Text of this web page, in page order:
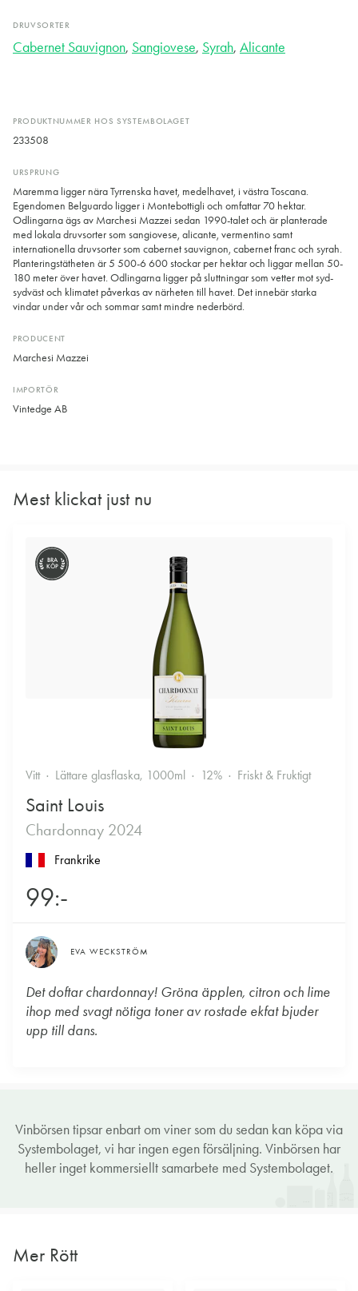
PRODUKTNUMMER HOS SYSTEMBOLAGET
233508
URSPRUNG
Maremma ligger nära Tyrrenska havet, medelhavet, i västra Toscana.
Egendomen Belguardo ligger i Montebottigli och omfattar 70 hektar.
Odlingarna ägs av Marchesi Mazzei sedan 1990-talet och är planterade
med lokala druvsorter som sangiovese, alicante, vermentino samt
internationella druvsorter som cabernet sauvignon, cabernet franc och syrah.
Planteringstätheten är 5 500-6 600 stockar per hektar och liggar mellan 50-
180 meter över havet. Odlingarna ligger på sluttningar som vetter mot syd-
sydväst och klimatet påverkas av närheten till havet. Det innebär starka
vindar under vår och sommar samt mindre nederbörd.
PRODUCENT
Marchesi Mazzei
IMPORTÖR
Vintedge AB
DRUVSORTER
Cabernet Sauvignon, Sangiovese, Syrah, Alicante
Mest klickat just nu
BRA
KÖP
Vitt Lättare glasflaska, 1000ml 12% Friskt & Fruktigt
Saint Louis
Chardonnay 2024
Frankrike
99:-
EVA WECKSTRÖM
Det doftar chardonnay! Gröna äpplen, citron och lime
ihop med svagt nötiga toner av rostade ekfat bjuder
upp till dans.
Vinbörsen tipsar enbart om viner som du sedan kan köpa via
Systembolaget, vi har ingen egen försäljning. Vinbörsen har
heller inget kommersiellt samarbete med Systembolaget.
Mer Rött